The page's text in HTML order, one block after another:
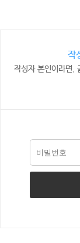
작
작성자 본인이라면,